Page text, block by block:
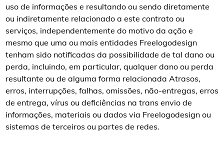
uso de informações e resultando ou sendo diretamente
ou indiretamente relacionado a este contrato ou
serviços, independentemente do motivo da ação e
mesmo que uma ou mais entidades Freelogodesign
tenham sido notificadas da possibilidade de tal dano ou
perda, incluindo, em particular, qualquer dano ou perda
resultante ou de alguma forma relacionada Atrasos,
erros, interrupções, falhas, omissões, não-entregas, erros
de entrega, vírus ou deficiências na trans envio de
informações, materiais ou dados via Freelogodesign ou
sistemas de terceiros ou partes de redes.